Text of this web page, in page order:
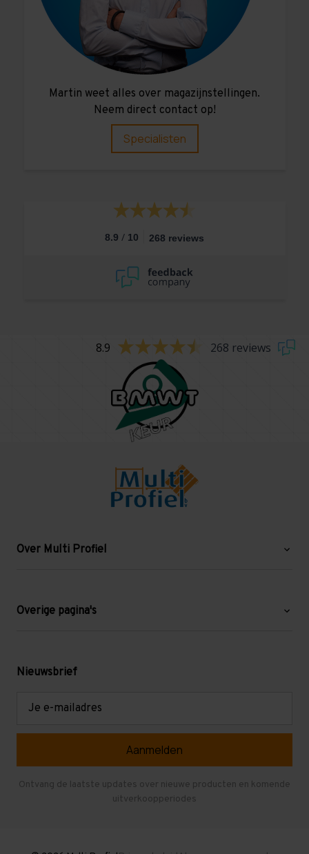
Martin weet alles over magazijnstellingen.
Neem direct contact op!
Specialisten
8.9 / 10 268 reviews
8.9 268 reviews
Over Multi Profiel
Blog
Levering en afhalen
Overige pagina's
Mezzanine
Verdiepingsvloeren
Gebruikte entresolvloeren
Nieuwsbrief
Ontvang de laatste updates over nieuwe producten en komende
uitverkoopperiodes